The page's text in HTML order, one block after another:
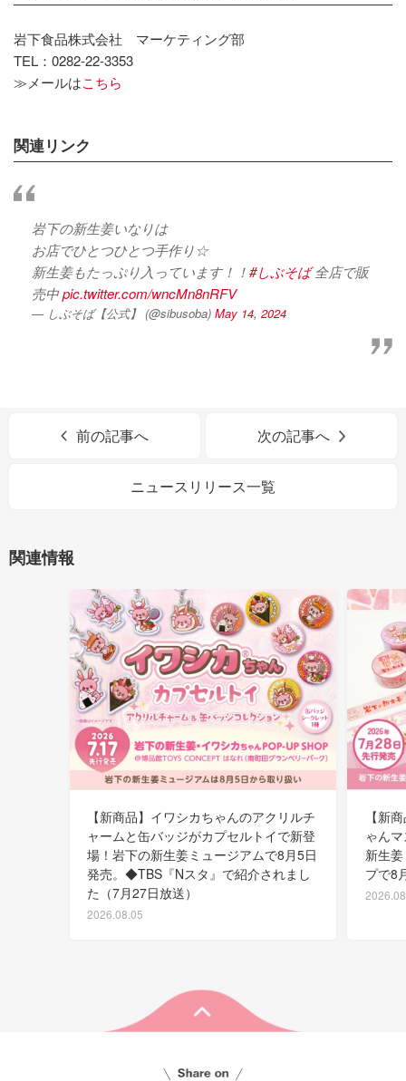
岩下食品株式会社 マーケティング部
TEL：0282-22-3353
≫メールはこちら
関連リンク
岩下の新生姜いなりは
お店でひとつひとつ手作り☆
新生姜もたっぷり入っています！！#しぶそば全店で販
売中pic.twitter.com/wncMn8nRFV
— しぶそば【公式】 (@sibusoba) May 14, 2024
前の記事へ 次の記事へ
ニュースリリース一覧
関連情報
【新商品】イワシカちゃんのアクリルチ
ャームと缶バッジがカプセルトイで新登
場！岩下の新生姜ミュージアムで8月5日
発売。◆TBS『Nスタ』で紹介されまし
た（7月27日放送）
2026.08.05
【新
ゃん
新生
プで8